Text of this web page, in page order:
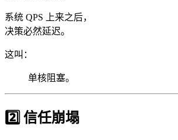
系统 QPS 上来之后，
决策必然延迟。
这叫：
单核阻塞。
2️⃣ 信任崩塌